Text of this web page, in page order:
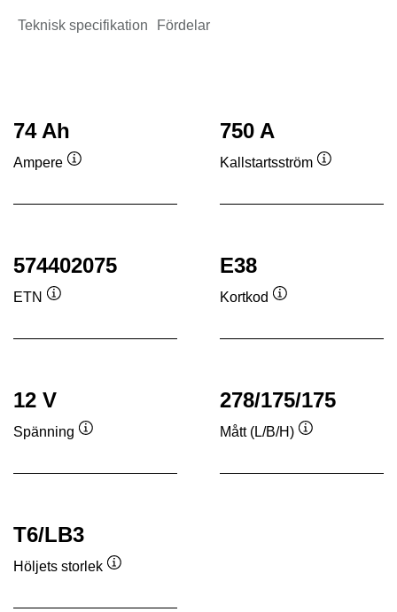
Teknisk specifikation Fördelar
74 Ah
Ampere
750 A
Kallstartsström
574402075
ETN
E38
Kortkod
12 V
Spänning
278/175/175
Mått (L/B/H)
T6/LB3
Höljets storlek